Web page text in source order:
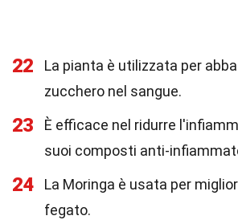
22
La pianta è utilizzata per
zucchero nel sangue.
23
È efficace nel ridurre
suoi composti anti-
24
La Moringa è usata per
fegato.